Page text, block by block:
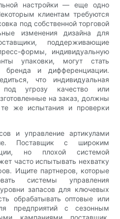
настройки — еще одно
клиентам требуются
под собственной торговой
изменения дизайна для
поддерживающие
формы, индивидуальную
упаковки, могут стать
бренда и дифференциации.
что индивидуальная
угрозу качество или
на заказ, должны
же испытания и проверки
и управление артикулами
Поставщик с широким
но плохой системой
часто испытывать нехватку
Ищите партнеров, которые
системы управления
запасов для ключевых
обрабатывать оптовые или
предприятий с сезонным